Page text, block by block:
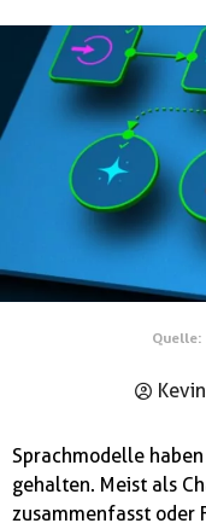
Sprachmodelle
gehalten. Meist als
zusammenfasst oder